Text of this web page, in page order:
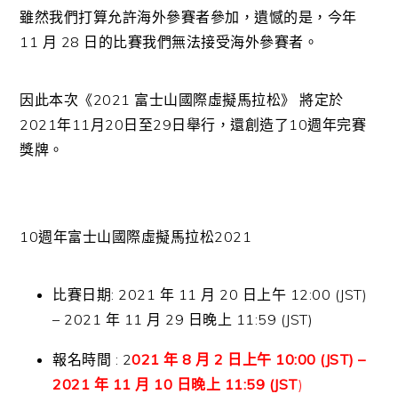
雖然我們打算允許海外參賽者參加，遺憾的是，今年
11 月 28 日的比賽我們無法接受海外參賽者。
因此本次《2021 富士山國際虛擬馬拉松》 將定於
2021年11月20日至29日舉行，還創造了10週年完賽
獎牌。
10週年富士山國際虛擬馬拉松2021
比賽日期: 2021 年 11 月 20 日上午 12:00 (JST)
– 2021 年 11 月 29 日晚上 11:59 (JST)
報名時間 : 2021 年 8 月 2 日上午 10:00 (JST) –
2021 年 11 月 10 日晚上 11:59 (JST)